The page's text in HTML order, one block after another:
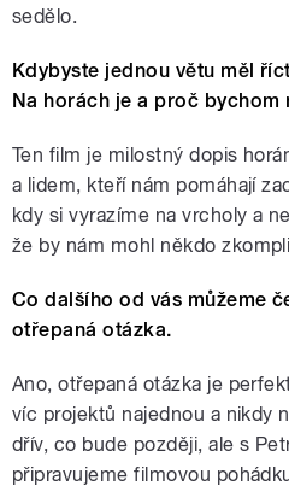
sedělo.
Kdybyste jednou větu měl
Na horách je a proč
Ten film je milostný dopis
a lidem, kteří nám pomáhají
kdy si vyrazíme na vrcholy a
že by nám mohl někdo
Co dalšího od vás můžeme
otřepaná otázka.
Ano, otřepaná otázka je
víc projektů najednou a nikdy
dřív, co bude později, ale s
připravujeme filmovou